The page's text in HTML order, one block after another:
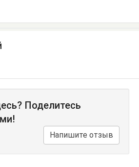
Поделитесь
Напишите отзыв